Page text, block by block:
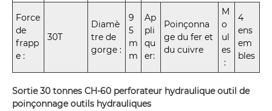
Force
de
frapp
e :
30T
Diamè
tre de
gorge :
9
5
m
m
Ap
pli
qu
er:
Poinçonna
ge du fer et
du cuivre
M
o
ul
es
:
4
ens
em
bles
Sortie 30 tonnes CH-60 perforateur hydraulique outil de
poinçonnage outils hydrauliques